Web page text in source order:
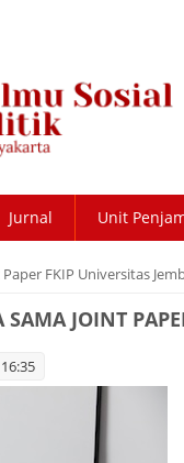
Jurnal Unit
FKIP Universitas
JOINT